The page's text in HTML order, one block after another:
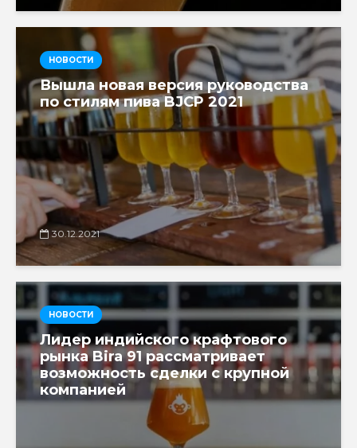
НОВОСТИ
Вышла новая версия руководства
по стилям пива BJCP 2021
30.12.2021
НОВОСТИ
Лидер индийского крафтового
рынка Bira 91 рассматривает
возможность сделки с крупной
компанией